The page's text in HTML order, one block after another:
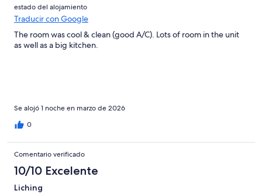
estado del alojamiento
Traducir con Google
The room was cool & clean (good A/C). Lots of room in the unit
as well as a big kitchen.
Se alojó 1 noche en marzo de 2026
0
Comentario verificado
10/10 Excelente
Liching